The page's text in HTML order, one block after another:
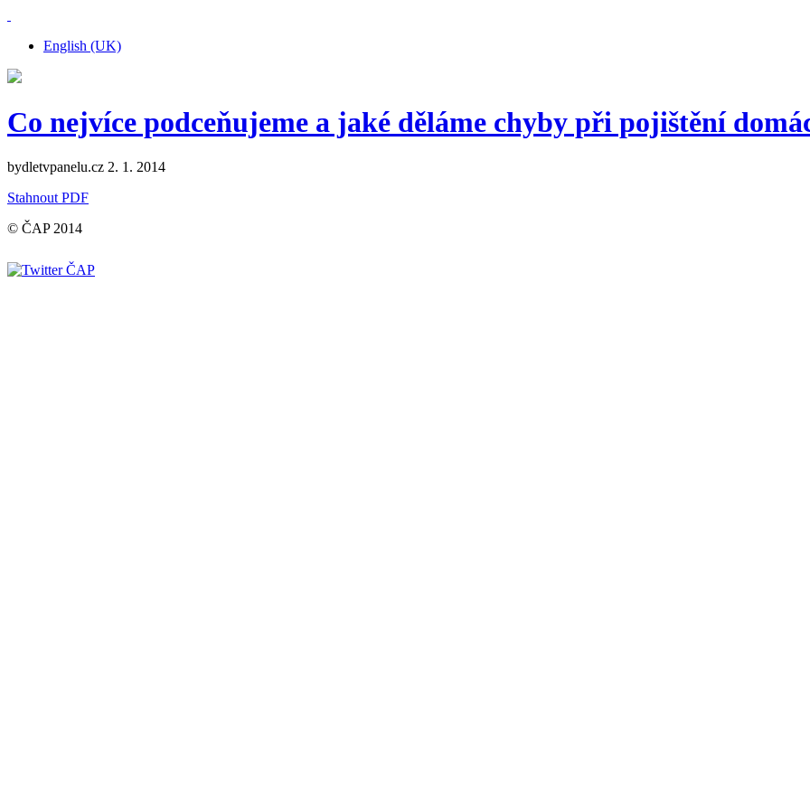
English (UK)
Co nejvíce podceňujeme a jaké děláme chyby při pojištění
bydletvpanelu.cz 2. 1. 2014
Stahnout PDF
© ČAP 2014